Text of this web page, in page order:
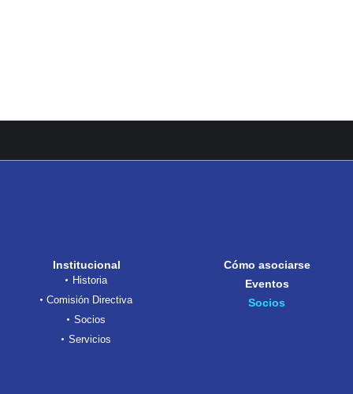
Institucional
Historia
Comisión Directiva
Socios
Servicios
Cómo asociarse
Eventos
Socios